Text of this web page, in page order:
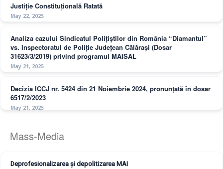
Justiție Constituțională Ratată
May 22, 2025
Analiza cazului Sindicatul Polițiștilor din România “Diamantul”
vs. Inspectoratul de Poliție Județean Călărași (Dosar
31623/3/2019) privind programul MAISAL
May 21, 2025
Decizia ICCJ nr. 5424 din 21 Noiembrie 2024, pronunțată în dosar
6517/2/2023
May 21, 2025
Mass-Media
Deprofesionalizarea și depolitizarea MAI